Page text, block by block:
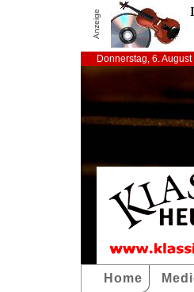
Anzeige
Donnerstag, 6. August
Home